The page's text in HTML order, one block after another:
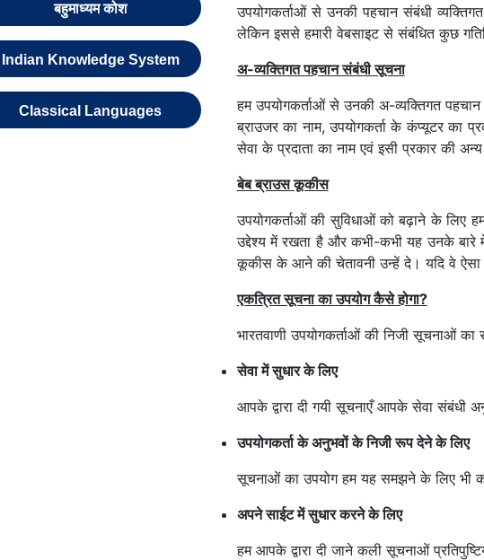
बहुमाध्यम कोश
Indian Knowledge System
Classical Languages
उपयोगकर्ताओं से उनकी पहचान संबंधी
लेकिन इससे हमारी वेबसाइट से संबंधित कुछ
अ-व्यक्तिगत पहचान संबंधी सूचना
हम उपयोगकर्ताओं से उनकी अ-व्यक्तिगत
ब्राउजर का नाम, उपयोगकर्ता के कंप्यूटर का
सेवा के प्रदाता का नाम एवं इसी प्रकार की
बेब ब्राउस कूकीस
उपयोगकर्ताओं की सुविधाओं को बढ़ाने के लिए
उद्देश्य में रखता है और कभी-कभी यह उनके बारे
कूकीस के आने की चेतावनी उन्हें दे। यदि वे
एकत्रित सूचना का उपयोग कैसे होगा?
भारतवाणी उपयोगकर्ताओं की निजी सूचनाओं
सेवा में सुधार के लिए
आपके द्वारा दी गयी सूचनाएँ आपके सेवा संबंधी
उपयोगकर्ता के अनुभवों के निजी रूप देने के लिए
सूचनाओं का उपयोग हम यह समझने के लिए भी
अपने साईट में सुधार करने के लिए
हम आपके द्वारा दी जाने कली सूचनाओं